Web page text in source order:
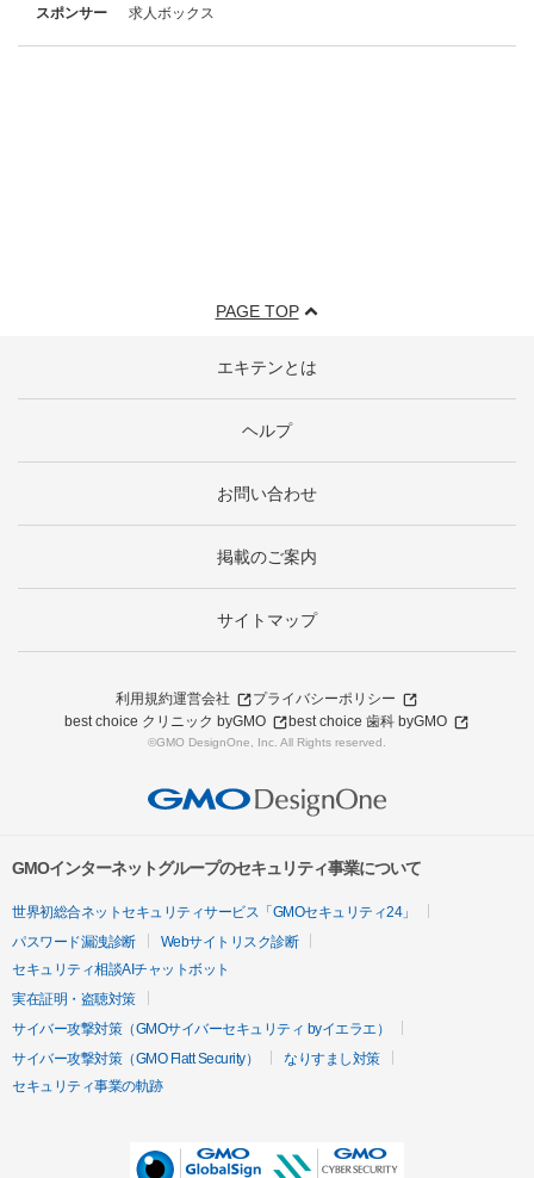
スポンサー
求人ボックス
PAGE TOP
エキテンとは
ヘルプ
お問い合わせ
掲載のご案内
サイトマップ
利用規約運営会社
プライバシーポリシー
best choice クリニック byGMO
best choice 歯科 byGMO
©GMO DesignOne, Inc. All Rights reserved.
GMOインターネットグループのセキュリティ事業について
世界初総合ネットセキュリティサービス「GMOセキュリティ24」
パスワード漏洩診断
Webサイトリスク診断
セキュリティ相談AIチャットボット
実在証明・盗聴対策
サイバー攻撃対策（GMOサイバーセキュリティ byイエラエ）
サイバー攻撃対策（GMO Flatt Security）
なりすまし対策
セキュリティ事業の軌跡